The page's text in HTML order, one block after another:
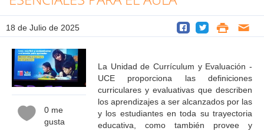
18 de Julio de 2025
0 me
gusta
La Unidad de Currículum y Evaluación -
UCE proporciona las definiciones
curriculares y evaluativas que describen
los aprendizajes a ser alcanzados por las
y los estudiantes en toda su trayectoria
educativa, como también provee y